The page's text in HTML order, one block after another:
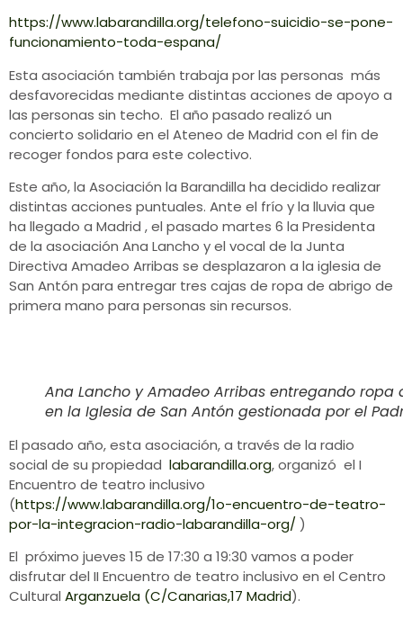
https://www.labarandilla.org/telefono-suicidio-se-pone-
funcionamiento-toda-espana/
Esta asociación también trabaja por las personas más
desfavorecidas mediante distintas acciones de apoyo a
las personas sin techo. El año pasado realizó un
concierto solidario en el Ateneo de Madrid con el fin de
recoger fondos para este colectivo.
Este año, la Asociación la Barandilla ha decidido realizar
distintas acciones puntuales. Ante el frío y la lluvia que
ha llegado a Madrid , el pasado martes 6 la Presidenta
de la asociación Ana Lancho y el vocal de la Junta
Directiva Amadeo Arribas se desplazaron a la iglesia de
San Antón para entregar tres cajas de ropa de abrigo de
primera mano para personas sin recursos.
Ana Lancho y Amadeo Arribas entregando ropa
en la Iglesia de San Antón gestionada por el
El pasado año, esta asociación, a través de la radio
social de su propiedad labarandilla.org, organizó el I
Encuentro de teatro inclusivo
(https://www.labarandilla.org/1o-encuentro-de-teatro-
por-la-integracion-radio-labarandilla-org/)
El próximo jueves 15 de 17:30 a 19:30 vamos a poder
disfrutar del II Encuentro de teatro inclusivo en el Centro
Cultural Arganzuela (C/Canarias,17 Madrid).